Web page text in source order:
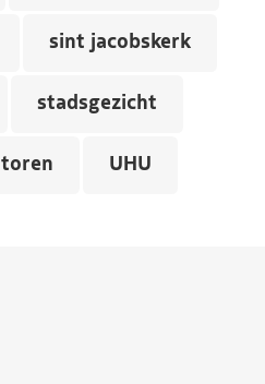
sint jacobskerk
stadsgezicht
toren UHU